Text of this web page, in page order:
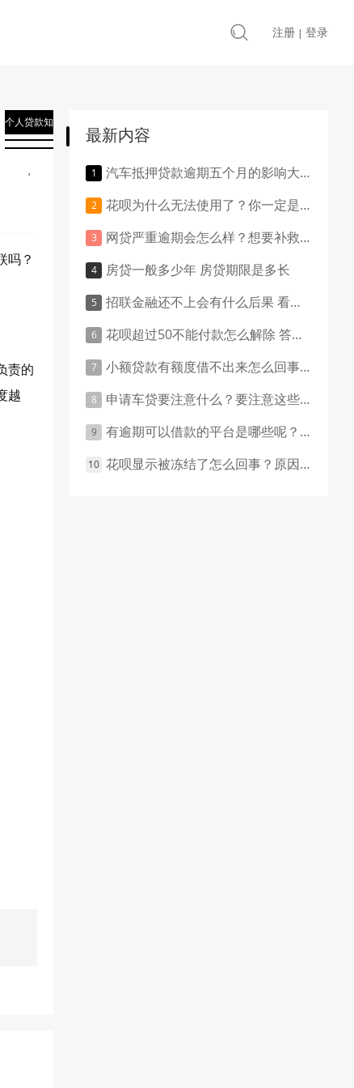
注册 | 登录
个人贷款知
识
,
吗？
责的
越
最新内容
汽车抵押贷款逾期五个月的影响大吗？负面影响大吗？
花呗为什么无法使用了？你一定是做了这些事！
网贷严重逾期会怎么样？想要补救就得这样做！
房贷一般多少年 房贷期限是多长
招联金融还不上会有什么后果 看这里就清楚了
花呗超过50不能付款怎么解除 答案是这样的
小额贷款有额度借不出来怎么回事 原因有这几点
申请车贷要注意什么？要注意这些事项！
有逾期可以借款的平台是哪些呢？主要有这些平台！
花呗显示被冻结了怎么回事？原因和应对措施盘点！